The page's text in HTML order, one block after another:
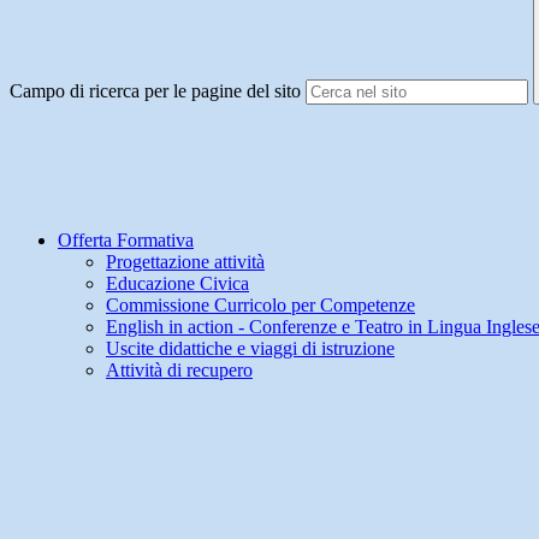
Campo di ricerca per le pagine del sito
Offerta Formativa
Progettazione attività
Educazione Civica
Commissione Curricolo per Competenze
English in action - Conferenze e Teatro in Lingua Inglese
Uscite didattiche e viaggi di istruzione
Attività di recupero